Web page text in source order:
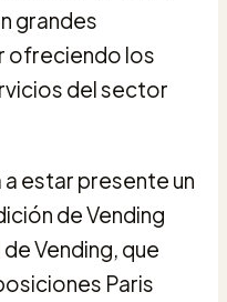
grandes
ofreciendo los
del sector
estar presente un
de Vending
Vending, que
Paris